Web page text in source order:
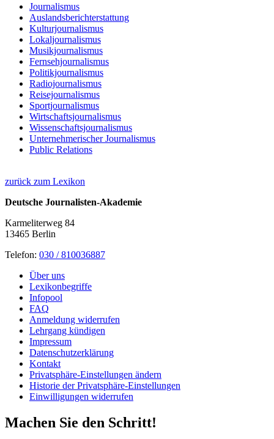
Journalismus
Auslandsberichterstattung
Kulturjournalismus
Lokaljournalismus
Musikjournalismus
Fernsehjournalismus
Politikjournalismus
Radiojournalismus
Reisejournalismus
Sportjournalismus
Wirtschaftsjournalismus
Wissenschaftsjournalismus
Unternehmerischer Journalismus
Public Relations
zurück zum Lexikon
Deutsche Journalisten-Akademie
Karmeliterweg 84
13465 Berlin
Telefon: 030 / 810036887
Über uns
Lexikonbegriffe
Infopool
FAQ
Anmeldung widerrufen
Lehrgang kündigen
Impressum
Datenschutzerklärung
Kontakt
Privatsphäre-Einstellungen ändern
Historie der Privatsphäre-Einstellungen
Einwilligungen widerrufen
Machen Sie den Schritt!